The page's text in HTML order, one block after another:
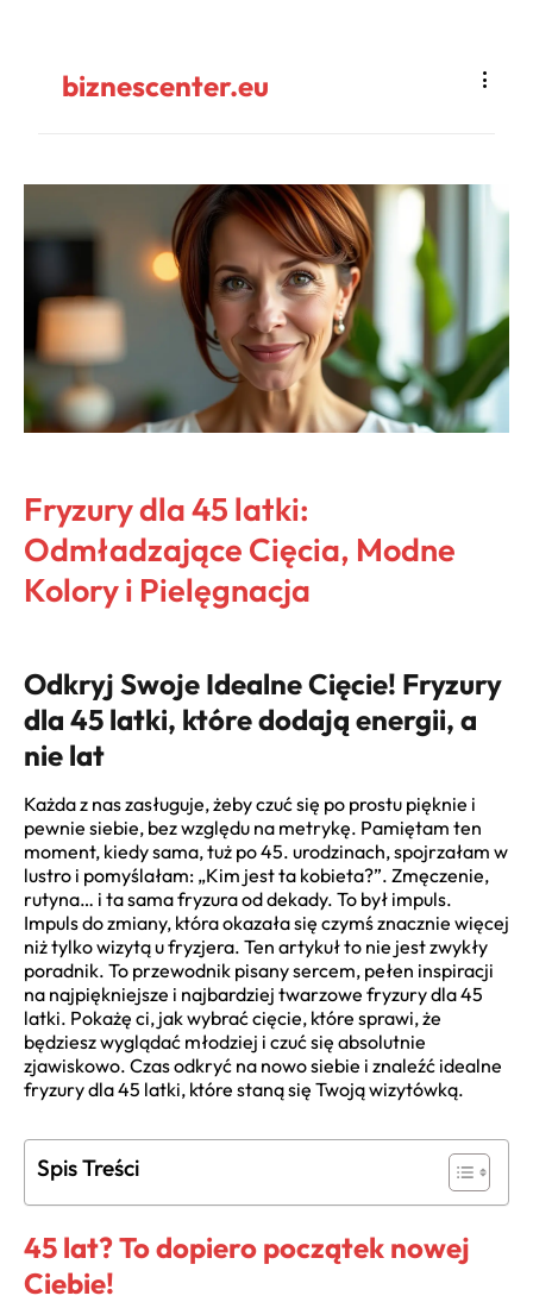
biznescenter.eu
Fryzury dla 45 latki:
Odmładzające Cięcia, Modne
Kolory i Pielęgnacja
Odkryj Swoje Idealne Cięcie! Fryzury
dla 45 latki, które dodają energii, a
nie lat
Każda z nas zasługuje, żeby czuć się po prostu pięknie i
pewnie siebie, bez względu na metrykę. Pamiętam ten
moment, kiedy sama, tuż po 45. urodzinach, spojrzałam w
lustro i pomyślałam: „Kim jest ta kobieta?”. Zmęczenie,
rutyna… i ta sama fryzura od dekady. To był impuls.
Impuls do zmiany, która okazała się czymś znacznie więcej
niż tylko wizytą u fryzjera. Ten artykuł to nie jest zwykły
poradnik. To przewodnik pisany sercem, pełen inspiracji
na najpiękniejsze i najbardziej twarzowe fryzury dla 45
latki. Pokażę ci, jak wybrać cięcie, które sprawi, że
będziesz wyglądać młodziej i czuć się absolutnie
zjawiskowo. Czas odkryć na nowo siebie i znaleźć idealne
fryzury dla 45 latki, które staną się Twoją wizytówką.
Spis Treści
45 lat? To dopiero początek nowej
Ciebie!